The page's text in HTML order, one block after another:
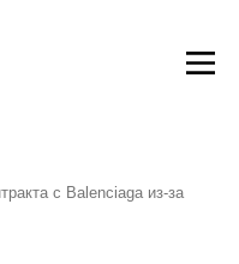
с Balenciaga из-за